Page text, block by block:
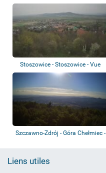
Górze
Stoszowice - Stoszowice - Vue
panoramiqu...
Szczawno-Zdrój - Góra Chełmiec -
Liens utiles